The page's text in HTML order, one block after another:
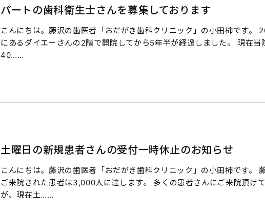
パートの歯科衛生士さんを募集しております
こんにちは。藤沢の歯医者「おだがき歯科クリニック」の小田柿です。
にあるダイエーさんの2階で開院してから5年半が経過しました。 現在
40……
土曜日の新規患者さんの受付一時休止のお知らせ
こんにちは。藤沢の歯医者「おだがき歯科クリニック」の小田柿です。
ご来院された患者は3,000人に達します。 多くの患者さんにご来院頂け
が、現在土……